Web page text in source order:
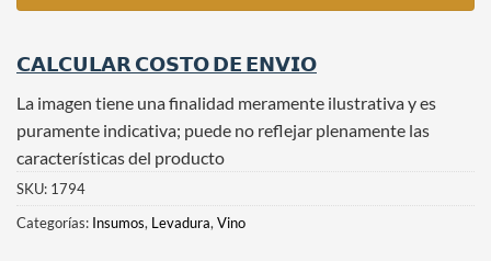
𝗖𝗔𝗟𝗖𝗨𝗟𝗔𝗥 𝗖𝗢𝗦𝗧𝗢 𝗗𝗘 𝗘𝗡𝗩𝗜𝗢
La imagen tiene una finalidad meramente ilustrativa y es
puramente indicativa; puede no reflejar plenamente las
características del producto
SKU: 1794
Categorías: Insumos, Levadura, Vino